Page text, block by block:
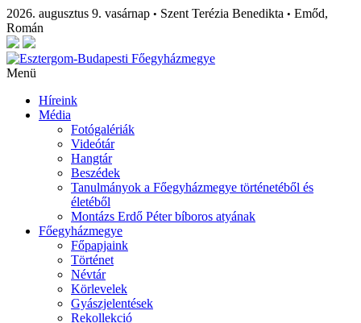
2026. augusztus 9. vasárnap • Szent Terézia Benedikta • Emőd,
Román
Menü
Híreink
Média
Fotógalériák
Videótár
Hangtár
Beszédek
Tanulmányok a Főegyházmegye történetéből és
életéből
Montázs Erdő Péter bíboros atyának
Főegyházmegye
Főpapjaink
Történet
Névtár
Körlevelek
Gyászjelentések
Rekollekció